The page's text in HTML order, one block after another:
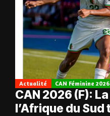
Actualité CAN Féminine 2026
CAN 2026 (F):
l’Afrique du